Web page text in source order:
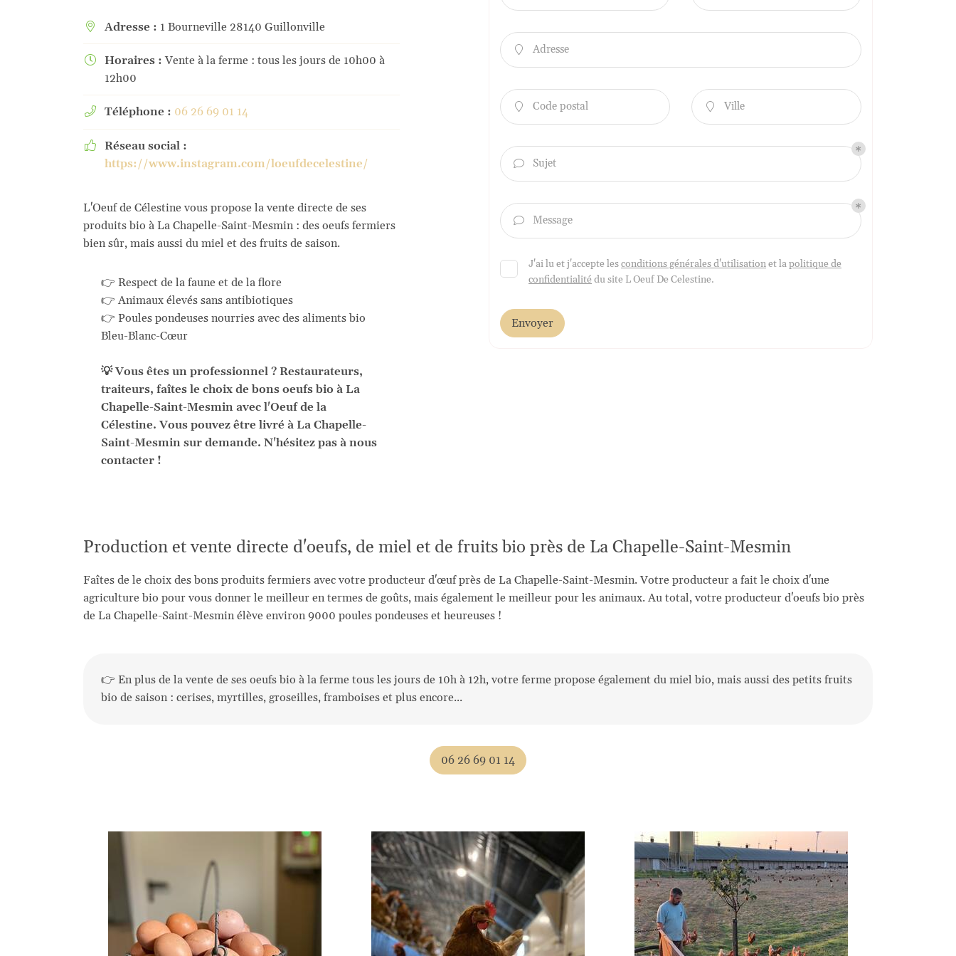
 Adresse : 1 Bourneville 28140 Guillonville
 Horaires : Vente à la ferme : tous les jours de 10h00 à
12h00
 Téléphone : 06 26 69 01 14

Réseau social :
https://www.instagram.com/loeufdecelestine/
L'Oeuf de Célestine vous propose la vente directe de ses
produits bio à La Chapelle-Saint-Mesmin : des oeufs fermiers
bien sûr, mais aussi du miel et des fruits de saison.
👉 Respect de la faune et de la flore
👉 Animaux élevés sans antibiotiques
👉 Poules pondeuses nourries avec des aliments bio
Bleu-Blanc-Cœur
💡 Vous êtes un professionnel ? Restaurateurs,
traiteurs, faîtes le choix de bons oeufs bio à La
Chapelle-Saint-Mesmin avec l'Oeuf de la
Célestine. Vous pouvez être livré à La Chapelle-
Saint-Mesmin sur demande. N'hésitez pas à nous
contacter !
 Adresse
 Code postal  Ville
 Sujet
 Message
J'ai lu et j'accepte lesconditions générales d'utilisationet lapolitique de
confidentialitédu site L Oeuf De Celestine.
Envoyer
Production et vente directe d'oeufs, de miel et de fruits bio près de La Chapelle-Saint-Mesmin
Faîtes de le choix des bons produits fermiers avec votre producteur d'œuf près de La Chapelle-Saint-Mesmin. Votre producteur a fait le choix d'une
agriculture bio pour vous donner le meilleur en termes de goûts, mais également le meilleur pour les animaux. Au total, votre producteur d'oeufs bio près
de La Chapelle-Saint-Mesmin élève environ 9000 poules pondeuses et heureuses !
👉 En plus de la vente de ses oeufs bio à la ferme tous les jours de 10h à 12h, votre ferme propose également du miel bio, mais aussi des petits fruits
bio de saison : cerises, myrtilles, groseilles, framboises et plus encore...
06 26 69 01 14